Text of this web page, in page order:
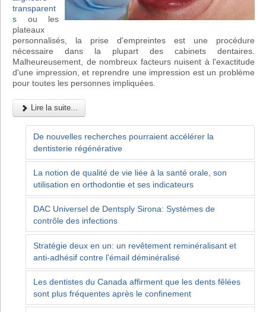
transparent
s ou les
plateaux
personnalisés, la prise d'empreintes est une procédure
nécessaire dans la plupart des cabinets dentaires.
Malheureusement, de nombreux facteurs nuisent à l'exactitude
d'une impression, et reprendre une impression est un problème
pour toutes les personnes impliquées.
Lire la suite...
De nouvelles recherches pourraient accélérer la
dentisterie régénérative
La notion de qualité de vie liée à la santé orale, son
utilisation en orthodontie et ses indicateurs
DAC Universel de Dentsply Sirona: Systèmes de
contrôle des infections
Stratégie deux en un: un revêtement reminéralisant et
anti-adhésif contre l'émail déminéralisé
Les dentistes du Canada affirment que les dents fêlées
sont plus fréquentes après le confinement